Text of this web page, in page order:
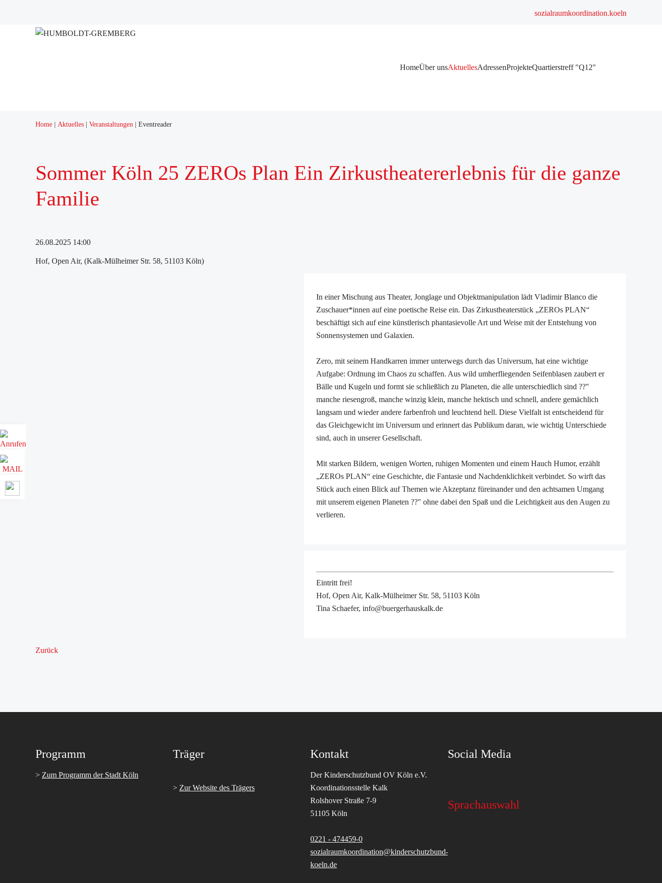
sozialraumkoordination.koeln
Navigation
HomeÜber unsAktuellesAdressenProjekteQuartierstreff "Q12"
Home Aktuelles Veranstaltungen Eventreader
Sommer Köln 25 ZEROs Plan Ein Zirkustheatererlebnis für die ganze
Familie
26.08.2025 14:00
Hof, Open Air, (Kalk-Mülheimer Str. 58, 51103 Köln)
In einer Mischung aus Theater, Jonglage und Objektmanipulation lädt Vladimir Blanco die
Zuschauer*innen auf eine poetische Reise ein. Das Zirkustheaterstück „ZEROs PLAN“
beschäftigt sich auf eine künstlerisch phantasievolle Art und Weise mit der Entstehung von
Sonnensystemen und Galaxien.
Zero, mit seinem Handkarren immer unterwegs durch das Universum, hat eine wichtige
Aufgabe: Ordnung im Chaos zu schaffen. Aus wild umherfliegenden Seifenblasen zaubert er
Bälle und Kugeln und formt sie schließlich zu Planeten, die alle unterschiedlich sind ??"
manche riesengroß, manche winzig klein, manche hektisch und schnell, andere gemächlich
langsam und wieder andere farbenfroh und leuchtend hell. Diese Vielfalt ist entscheidend für
das Gleichgewicht im Universum und erinnert das Publikum daran, wie wichtig Unterschiede
sind, auch in unserer Gesellschaft.
Mit starken Bildern, wenigen Worten, ruhigen Momenten und einem Hauch Humor, erzählt
„ZEROs PLAN“ eine Geschichte, die Fantasie und Nachdenklichkeit verbindet. So wirft das
Stück auch einen Blick auf Themen wie Akzeptanz füreinander und den achtsamen Umgang
mit unserem eigenen Planeten ??" ohne dabei den Spaß und die Leichtigkeit aus den Augen zu
verlieren.
Eintritt frei!
Hof, Open Air, Kalk-Mülheimer Str. 58, 51103 Köln
Tina Schaefer, info@buergerhauskalk.de
Zurück
Programm
> Zum Programm der Stadt Köln
Träger
> Zur Website des Trägers
Kontakt
Der Kinderschutzbund OV Köln e.V.
Koordinationsstelle Kalk
Rolshover Straße 7-9
51105 Köln
0221 - 474459-0
sozialraumkoordination@kinderschutzbund-
koeln.de
Social Media
Sprachauswahl